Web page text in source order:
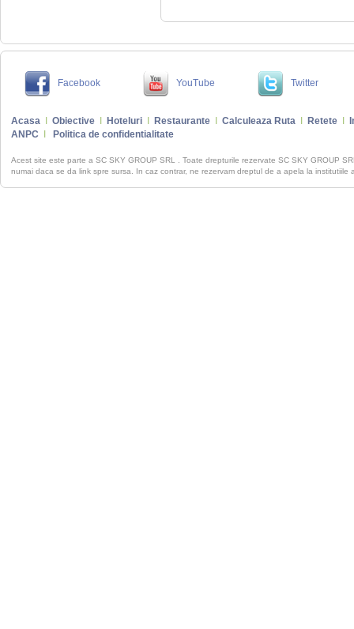
Facebook YouTube Twitter
Acasa Obiective Hoteluri Restaurante Calculeaza Ruta Retete
ANPC
Politica de confidentialitate
Acest site este parte a SC SKY GROUP SRL . Toate drepturile rezervate SC SKY GROUP
numai daca se da link spre sursa. In caz contrar, ne rezervam dreptul de a apela la institutiile